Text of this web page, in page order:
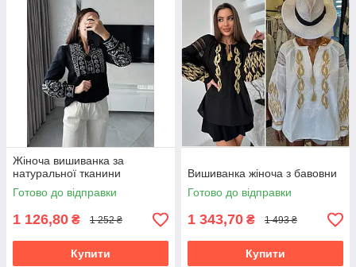
Жіноча вишиванка за
натуральної тканини
Готово до відправки
1 126,80 ₴ 1 252 ₴
Купити
Вишиванка жіноча з бавовни
Готово до відправки
1 343,70 ₴ 1 493 ₴
Купити